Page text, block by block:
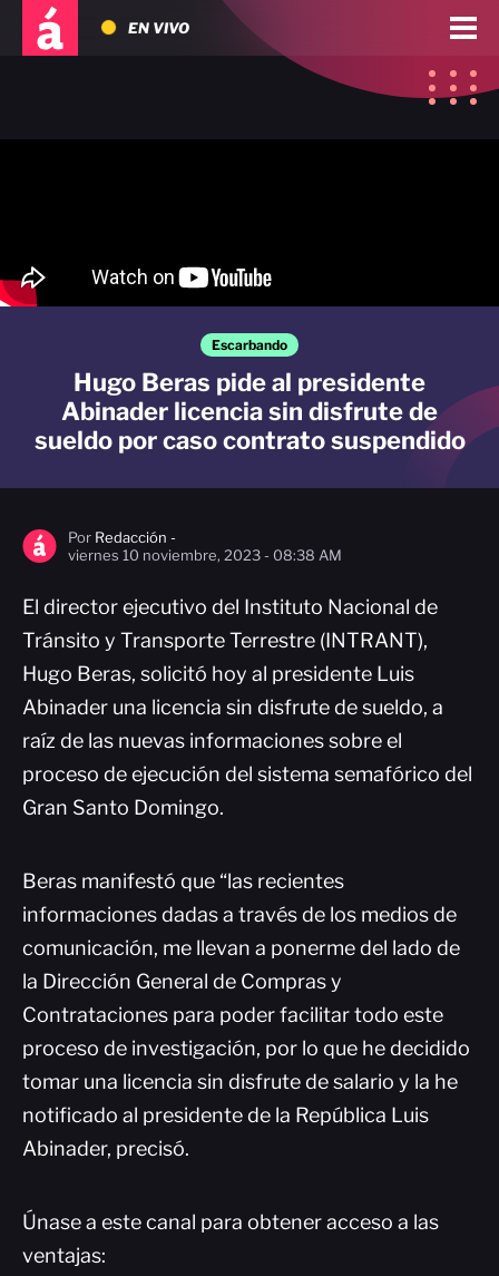
EN VIVO
Escarbando
Hugo Beras pide al presidente
Abinader licencia sin disfrute de
sueldo por caso contrato suspendido
Por Redacción -
viernes 10 noviembre, 2023 - 08:38 AM
El director ejecutivo del Instituto Nacional de
Tránsito y Transporte Terrestre (INTRANT),
Hugo Beras, solicitó hoy al presidente Luis
Abinader una licencia sin disfrute de sueldo, a
raíz de las nuevas informaciones sobre el
proceso de ejecución del sistema semafórico del
Gran Santo Domingo.
Beras manifestó que “las recientes
informaciones dadas a través de los medios de
comunicación, me llevan a ponerme del lado de
la Dirección General de Compras y
Contrataciones para poder facilitar todo este
proceso de investigación, por lo que he decidido
tomar una licencia sin disfrute de salario y la he
notificado al presidente de la República Luis
Abinader, precisó.
Únase a este canal para obtener acceso a las
ventajas: